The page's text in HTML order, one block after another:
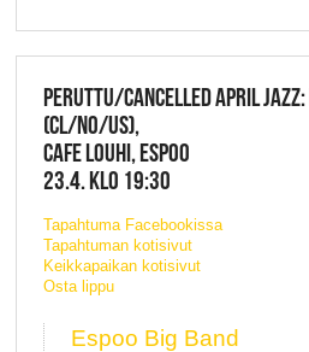
PERUTTU/CANCELLED APRIL
(CL/NO/US),
CAFE LOUHI, ESPOO
23.4. KLO 19:30
Tapahtuma Facebookissa
Tapahtuman kotisivut
Keikkapaikan kotisivut
Osta lippu
Espoo Big Band